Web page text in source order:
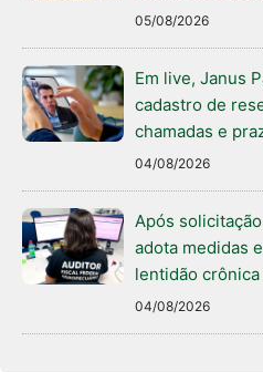
05/08/2026
Em live, Janus
cadastro de
chamadas e
04/08/2026
Após
adota medidas
lentidão crônica
04/08/2026